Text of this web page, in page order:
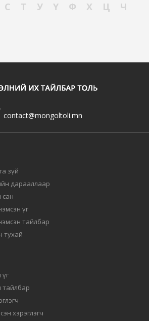
С Т У Ү Ф Х Ц
Ч
contact@mongoltoli.mn
зүй
дарааллаар
сан
үг
тайлбар
тухай
үг
тайлбар
хэрэглэгч